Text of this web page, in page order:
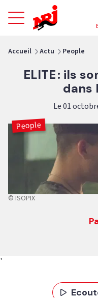
NRJ -
Accueil Actu People
ELITE : ils
dans
Le 01
People
© ISOPIX
'